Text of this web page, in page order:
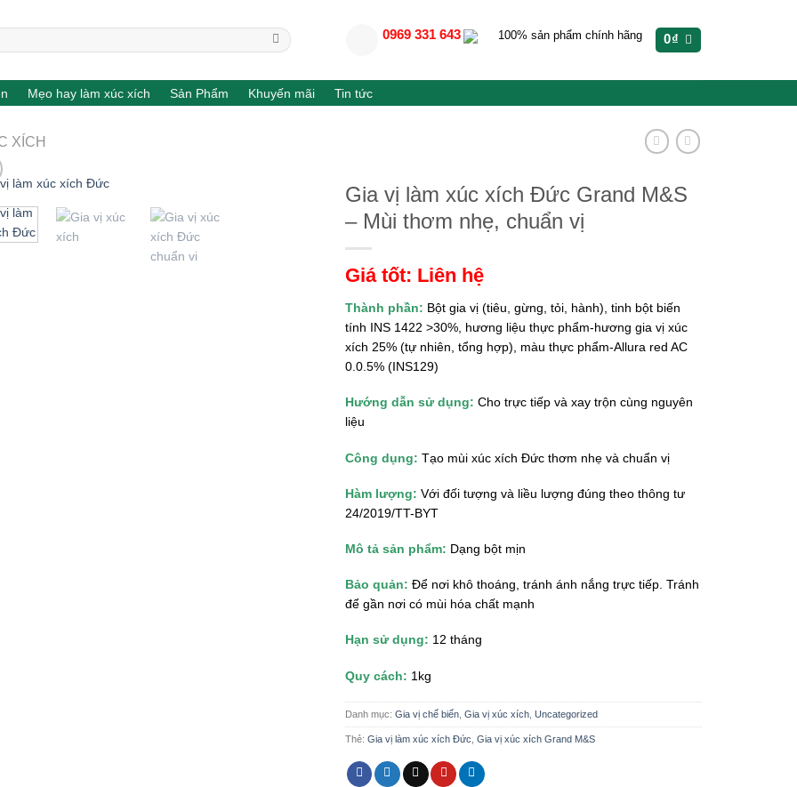
0969 331 643 100% sản phẩm chính hãng 0₫
Mẹo hay làm xúc xích Sản Phẩm Khuyến mãi Tin tức
XÍCH
Gia vị làm xúc xích Đức Grand M&S
– Mùi thơm nhẹ, chuẩn vị
Giá tốt: Liên hệ
Thành phần: Bột gia vị (tiêu, gừng, tỏi, hành), tinh bột biến
tính INS 1422 >30%, hương liệu thực phẩm-hương gia vị xúc
xích 25% (tự nhiên, tổng hợp), màu thực phẩm-Allura red AC
0.0.5% (INS129)
Hướng dẫn sử dụng: Cho trực tiếp và xay trộn cùng nguyên
liệu
Công dụng:Tạo mùi xúc xích Đức thơm nhẹ và chuẩn vị
Hàm lượng: Với đối tượng và liều lượng đúng theo thông tư
24/2019/TT-BYT
Mô tả sản phẩm: Dạng bột mịn
Bảo quản: Để nơi khô thoáng, tránh ánh nắng trực tiếp. Tránh
để gần nơi có mùi hóa chất mạnh
Hạn sử dụng: 12 tháng
Quy cách: 1kg
Danh mục:Gia vị chế biến ,Gia vị xúc xích ,Uncategorized
Thẻ:Gia vị làm xúc xích Đức ,Gia vị xúc xích Grand M&S